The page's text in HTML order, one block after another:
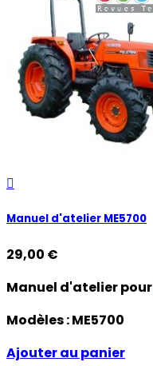

Manuel d'atelier ME5700
29,00 €
Manuel d'atelier pour
Modèles :ME5700
Ajouter au panier